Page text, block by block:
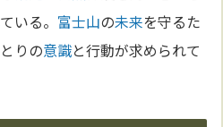
いる。 富士山の未来を守るた
りの意識と行動が求められて